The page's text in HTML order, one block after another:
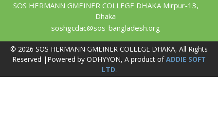
SOS HERMANN GMEINER COLLEGE DHAKA Mirpur-13,
Dhaka
soshgcdac@sos-bangladesh.org
© 2026 SOS HERMANN GMEINER COLLEGE DHAKA, All Rights
Reserved |Powered by ODHYYON, A product ofADDIE SOFT
LTD.